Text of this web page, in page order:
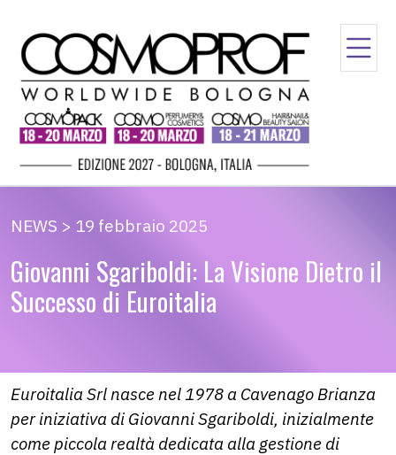
NEWS > 19 febbraio 2025
Giovanni Sgariboldi: La Visione Dietro il
Successo di Euroitalia
Euroitalia Srl nasce nel 1978 a Cavenago Brianza
per iniziativa di Giovanni Sgariboldi, inizialmente
come piccola realtà dedicata alla gestione di